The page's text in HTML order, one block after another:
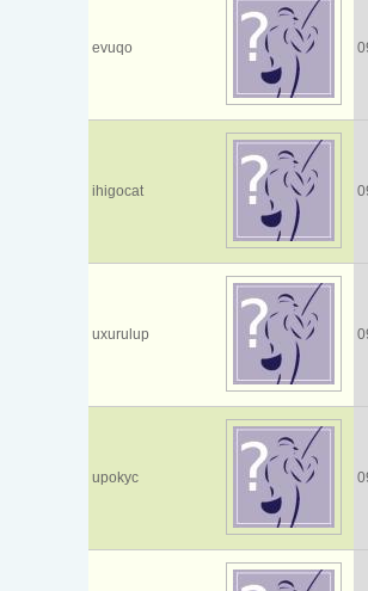
evuqo
ihigocat
uxurulup
upokyc